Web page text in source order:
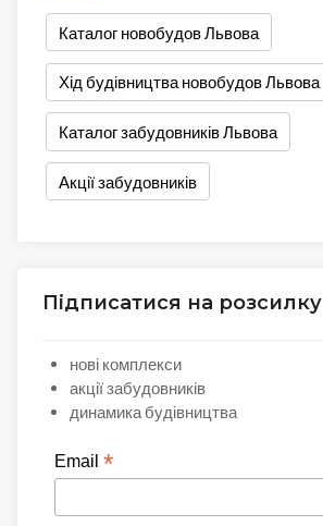
Каталог новобудов Львова
Хід будівництва новобудов Львова
Каталог забудовників Львова
Акції забудовників
Підписатися на розсилку
нові комплекси
акції забудовників
динамика будівництва
Email *